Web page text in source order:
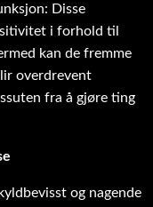
Disse
i forhold til
kan de fremme
overdrevent
fra å gjøre ting
og nagende